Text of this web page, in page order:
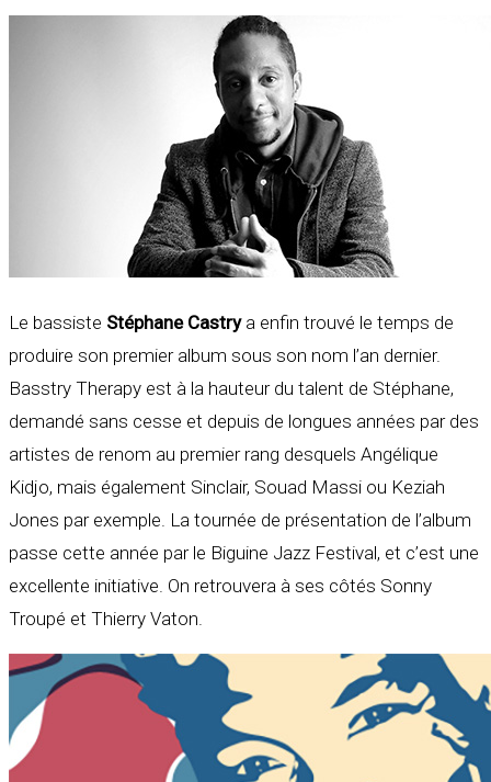
Le bassiste Stéphane Castrya enfin trouvé le temps de
produire son premier album sous son nom l’an dernier.
Basstry Therapy est à la hauteur du talent de Stéphane,
demandé sans cesse et depuis de longues années par des
artistes de renom au premier rang desquels Angélique
Kidjo, mais également Sinclair, Souad Massi ou Keziah
Jones par exemple. La tournée de présentation de l’album
passe cette année par le Biguine Jazz Festival, et c’est une
excellente initiative. On retrouvera à ses côtés Sonny
Troupé et Thierry Vaton.